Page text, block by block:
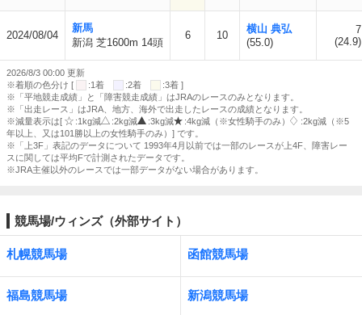
2024/08/04
新馬
新潟 芝1600m 14頭
6 10
横山 典弘
(55.0)
7
(24.9)
2026/8/3 00:00 更新
※着順の色分け [
:1着 :2着
:3着 ]
※「平地競走成績」と「障害競走成績」はJRAのレースのみとなります。
※「出走レース」はJRA、地方、海外で出走したレースの成績となります。
※減量表示は[
:1kg減 :2kg減 :3kg減 :4kg減（※女性騎手のみ）
:2kg減（※5
年以上、又は101勝以上の女性騎手のみ）] です。
※「上3F」表記のデータについて 1993年4月以前では一部のレースが上4F、障害レー
スに関しては平均Fで計測されたデータです。
※JRA主催以外のレースでは一部データがない場合があります。
競馬場/ウィンズ（外部サイト）
札幌競馬場 函館競馬場
福島競馬場 新潟競馬場